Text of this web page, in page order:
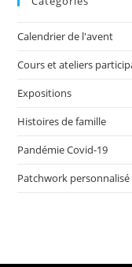
Calendrier de l'avent
Cours et ateliers
Expositions
Histoires de famille
Pandémie Covid-19
Patchwork personnalisé